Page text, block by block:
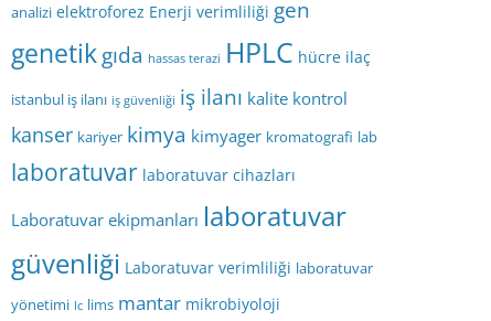
analizi elektroforez Enerji verimliliği gen
genetikgıda hassas terazi HPLC hücre ilaç
istanbul iş ilanı iş güvenliği iş ilanı kalite kontrol
kanser kariyer kimya kimyager kromatografi lab
laboratuvar laboratuvar cihazları
Laboratuvar ekipmanları laboratuvar
güvenliği Laboratuvar verimliliği laboratuvar
yönetimi lc lims mantar mikrobiyoloji